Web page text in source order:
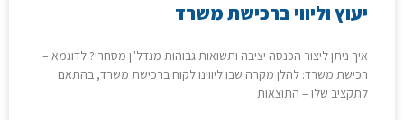
יעוץ וליווי ברכישת משרד
איך ניתן ליצור הכנסה יציבה ותשואות גבוהות מנדל"ן מסחרי? לדוגמא –
רכישת משרד: להלן מקרה שבו ליווינו לקוח ברכישת משרד, בהתאם
לתקציב שלו – התוצאות